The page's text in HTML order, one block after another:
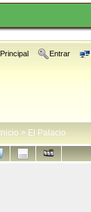
Principal Entrar
Inicio > El Palacio